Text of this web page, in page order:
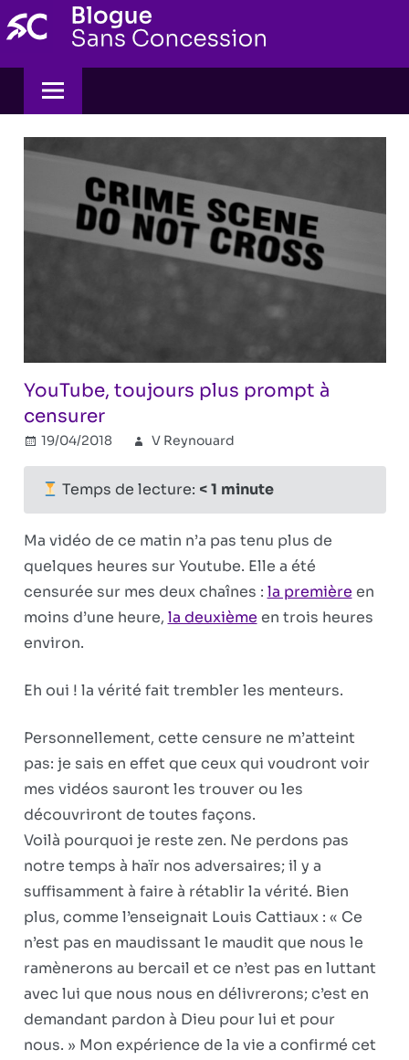
Skip
to
content
YouTube, toujours plus prompt à
censurer
19/04/2018 V Reynouard
révisionniste
fermés
prompt
à
censurer
Temps de lecture: < 1 minute
Ma vidéo de ce matin n’a pas tenu plus de
quelques heures sur Youtube. Elle a été
censurée sur mes deux chaînes : la première en
moins d’une heure, la deuxième en trois heures
environ.
Eh oui ! la vérité fait trembler les menteurs.
Personnellement, cette censure ne m’atteint
pas: je sais en effet que ceux qui voudront voir
mes vidéos sauront les trouver ou les
découvriront de toutes façons.
Voilà pourquoi je reste zen. Ne perdons pas
notre temps à haïr nos adversaires; il y a
suffisamment à faire à rétablir la vérité. Bien
plus, comme l’enseignait Louis Cattiaux : « Ce
n’est pas en maudissant le maudit que nous le
ramènerons au bercail et ce n’est pas en luttant
avec lui que nous nous en délivrerons; c’est en
demandant pardon à Dieu pour lui et pour
nous. » Mon expérience de la vie a confirmé cet